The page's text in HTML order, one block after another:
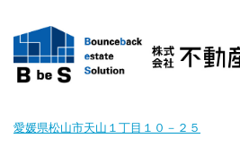
愛媛県松山市天山１丁目１０－２５